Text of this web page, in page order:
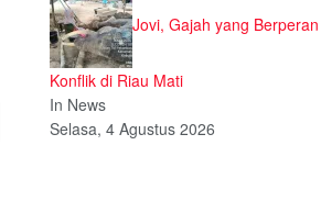
Jovi, Gajah yang
Konflik di Riau Mati
In News
Selasa, 4 Agustus 2026